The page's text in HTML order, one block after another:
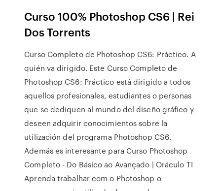
Curso 100% Photoshop CS6 | Rei
Dos Torrents
Curso Completo de Photoshop CS6: Práctico. A
quién va dirigido. Este Curso Completo de
Photoshop CS6: Práctico está dirigido a todos
aquellos profesionales, estudiantes o personas
que se dediquen al mundo del diseño gráfico y
deseen adquirir conocimientos sobre la
utilización del programa Photoshop CS6.
Además es interesante para Curso Photoshop
Completo - Do Básico ao Avançado | Oráculo TI
Aprenda trabalhar com o Photoshop o